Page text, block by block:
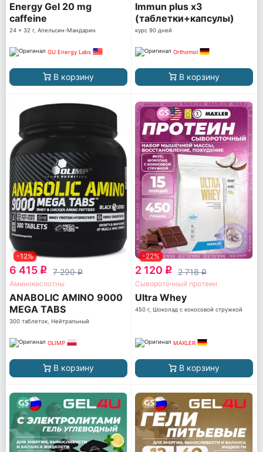
Energy Gel 20 mg
caffeine
24 x 32 г, Апельсин-Мандарин
GU Energy Labs
В корзину
Immun plus x3
(таблетки+капсулы)
курс 90 дней
Orthomol
В корзину
-12%
6 415 q 7 290q
Аминокислотны
ANABOLIC AMINO 9000
MEGA TABS
300 таблеток, Нейтральный
OLIMP
В корзину
-22%
2 120 q 2 718q
Сывороточный протеин
Ultra Whey
450 г, Шоколад с кокосовой стружкой
MAXLER
В корзину